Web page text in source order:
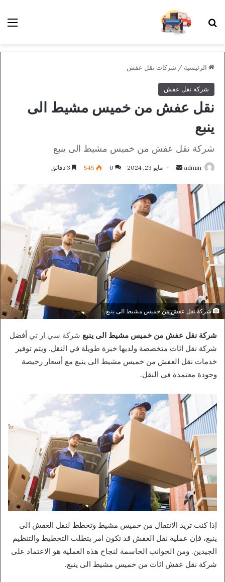
بحث عن
الرئيسية / شركات نقل عفش
شركة نقل عفش
نقل عفش من خميس مشيط الى
ينبع
شركة نقل عفش من خميس مشيط الى ينبع
admin
أرسل
إلكترونيا
مايو 23, 2024 0
545
شركة نقل عفش من خميس مشيط الى ينبع
شركة نقل عفش من خميس مشيط الى ينبع شركة سي ار تي أفضل
شركة نقل اثاث متخصصة ولديها خبرة طويلة في النقل. ويتم توفير
خدمات نقل العفش من خميس مشيط الى ينبع مع أسعار رخيصة
وجودة معتمدة في النقل.
إذا كنت تريد الانتقال من خميس مشيط وتخطط لنقل العفش الى
ينبع، فإن عملية نقل العفش قد تكون امر يتطلب التخطيط والتنظيم
الجيدين. ومن الجوانب الحاسمة لنجاح هذه العملية هو الاعتماد على
شركة نقل عفش اثاث من خميس مشيط الى ينبع.